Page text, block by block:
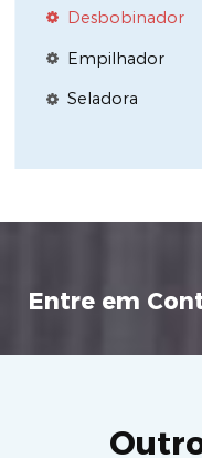
Desbobinador
Empilhador
Seladora
Entre em